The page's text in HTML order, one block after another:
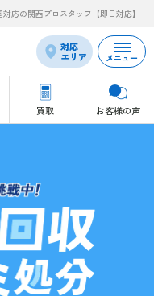
応の関西プロスタッフ【即日対応】
対応
エリア
買取 お客様の声
メニュー